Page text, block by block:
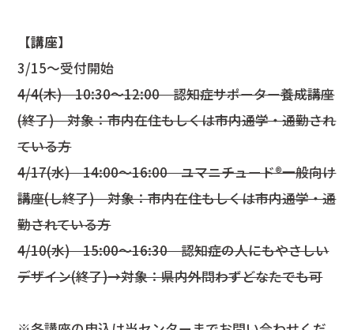
【講座】
3/15～受付開始
4/4(木) 10:30～12:00 認知症サポーター養成講座
(終了) 対象：市内在住もしくは市内通学・通勤され
ている方
4/17(水) 14:00～16:00 ユマニチュード®一般向け
講座(し終了) 対象：市内在住もしくは市内通学・通
勤されている方
4/10(水) 15:00～16:30 認知症の人にもやさしい
デザイン(終了)→対象：県内外問わずどなたでも可